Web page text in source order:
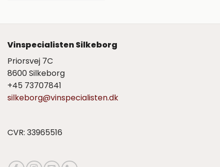
Vinspecialisten Silkeborg
Priorsvej 7C
8600 Silkeborg
+45 73707841
silkeborg@vinspecialisten.dk
CVR: 33965516